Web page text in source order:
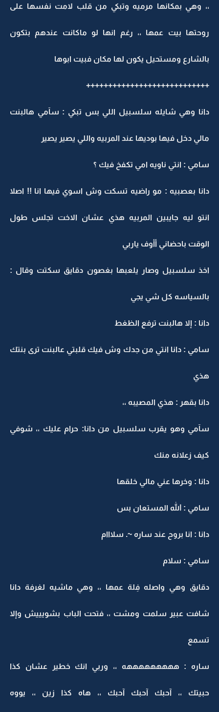
،، وهي بمكانها مرميه وتبكي من قلب لامت نفسها على
روحتها بيت عمها ،، رغم انها لو ماكانت عندهم بتكون
بالشارع ومستحيل يكون لها مكان فبيت ابوها
++++++++++++++++++++++++++++
دانا وهي شايله سلسبيل اللي بس تبكي : سآمي هالبنت
مالي دخل فيها بوديها عند المربيه واللي يصير يصير
سامي : انتي ناويه امي تكفخ فيك ؟
دانا بعصبيه : مو راضيه تسكت وش اسوي فيها انا !! اصلا
انتو ليه جايبين المربيه هذي عشان الاخت تجلس طول
الوقت باحضاني أأوف ياربي
اخذ سلسبيل وصار يلعبها بغصون دقايق سكتت وقال :
بالسياسه كل شي يجي
دانا : إلا هالبنت ترفع الظغط
سامي : دانا انتي من جدك وش فيك قلبتي عالبنت ترى بنتك
هذي
دانا بقهر : هذي المصيبه ،،
سآمي وهو يقرب سلسبيل من دانا: حرام عليك ،، شوفي
كيف زعلانه منك
دانا : وخرها عني مالي خلقها
سامي : الله المستعان بس
دانا : انا بروح عند ساره ~. سلااام
سامي : سلام
دقايق وهي واصله فِلة عمها ،، وهي ماشيه لغرفة دانا
شافت عبير سلمت ومشت ،، فتحت الباب بشويييش وإلا
تسمع
ساره : هههههههههه ،، وربي انك خطير عشان كذا
حبيتك ،، آحبك آحبك آحبك ،، هاه كذا زين ،، يووه